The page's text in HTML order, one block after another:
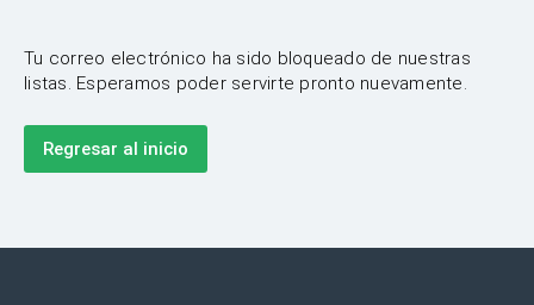
Tu correo electrónico ha sido bloqueado de nuestras
listas. Esperamos poder servirte pronto nuevamente.
Regresar al inicio